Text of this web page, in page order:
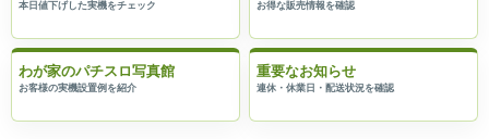
わが家のパチスロ写真館 重要なお知らせ